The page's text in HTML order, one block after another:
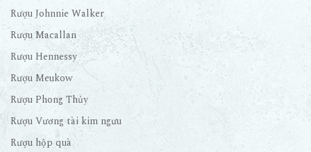
Rượu Johnnie Walker
Rượu Macallan
Rượu Hennessy
Rượu Meukow
Rượu Phong Thủy
Rượu Vương tài kim ngưu
Rượu hộp quà